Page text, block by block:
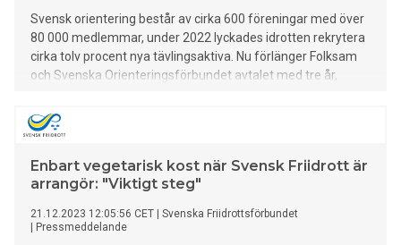
Svensk orientering består av cirka 600 föreningar med över
80 000 medlemmar, under 2022 lyckades idrotten rekrytera
cirka tolv procent nya tävlingsaktiva. Nu förlänger Folksam
och Svenska Orienteringsförbundet avtalet med tre år,
oavsett nivå omfattas av en försäkring.
Enbart vegetarisk kost när Svensk Friidrott är
arrangör: "Viktigt steg"
21.12.2023 12:05:56 CET
Svenska Friidrottsförbundet
Pressmeddelande